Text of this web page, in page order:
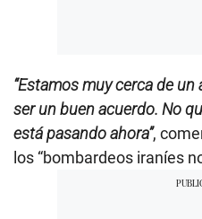
“Estamos muy cerca de
ser un buen acuerdo. No
está pasando ahora”,
los “bombardeos iraníes